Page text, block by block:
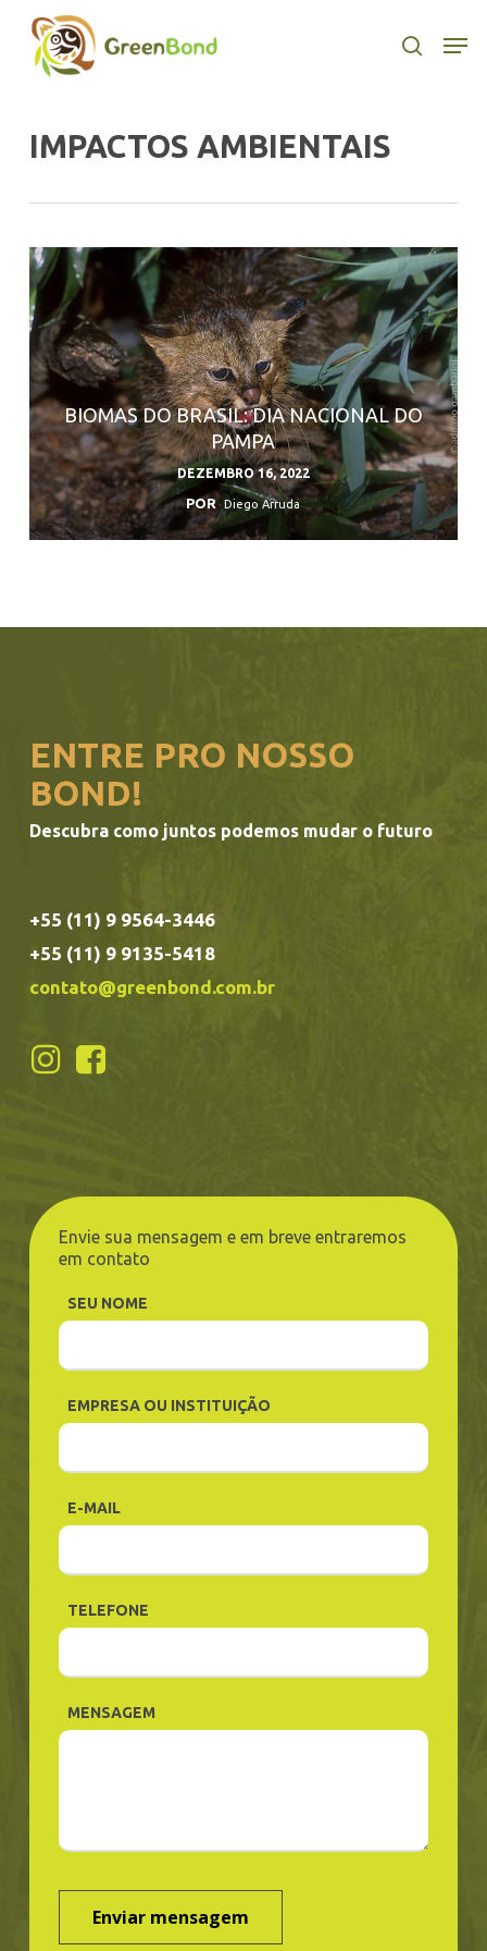
main
content
search
IMPACTOS AMBIENTAIS
BIOMAS DO BRASIL: DIA NACIONAL DO
PAMPA
DEZEMBRO 16, 2022
POR Diego Arruda
ENTRE PRO NOSSO
BOND!
Descubra como juntos podemos mudar o futuro
+55 (11) 9 9564-3446
+55 (11) 9 9135-5418
contato@greenbond.com.br
Envie sua mensagem e em breve entraremos
em contato
SEU NOME
EMPRESA OU INSTITUIÇÃO
E-MAIL
TELEFONE
MENSAGEM